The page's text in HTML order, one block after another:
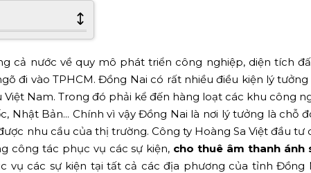
cả nước về quy mô phát triển công nghiệp, diện tích
đi vào TPHCM. Đồng Nai có rất nhiều điều kiện lý
Nam. Trong đó phải kể đến hàng loạt các khu công
Nhật Bản... Chính vì vậy Đồng Nai là nơi lý tưởng là chỗ
nhu cầu của thị trường. Công ty Hoàng Sa Việt đầu tư
công tác phục vụ các sự kiện, cho thuê âm thanh ánh
vụ các sự kiện tại tất cả các địa phương của tỉnh Đồng